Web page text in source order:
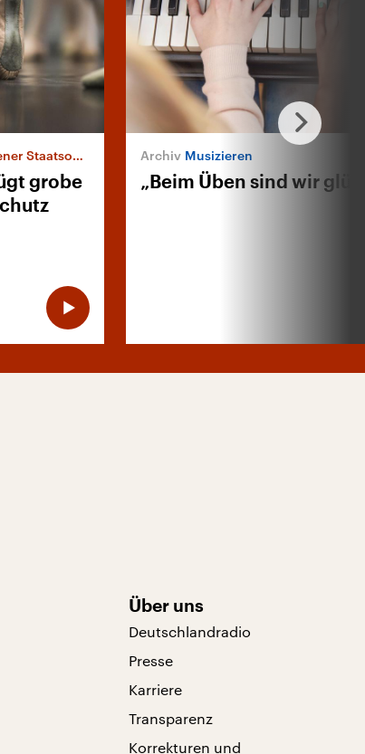
Staatsoper
grobe
Musizieren
„Beim Üben sind wir
Über uns
Deutschlandradio
Presse
Karriere
Transparenz
Korrekturen und